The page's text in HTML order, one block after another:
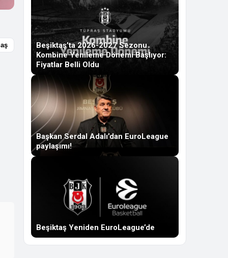
Beşiktaş’ta 2026-2027 Sezonu
Kombine Yenileme Dönemi Başlıyor:
Fiyatlar Belli Oldu
Başkan Serdal Adalı’dan EuroLeague
paylaşımı!
Beşiktaş Yeniden EuroLeague’de